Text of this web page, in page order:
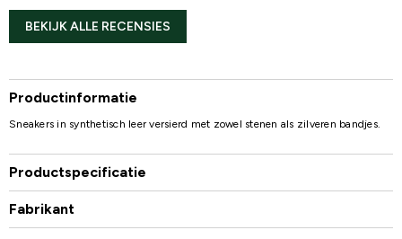
BEKIJK ALLE RECENSIES
Productinformatie
Sneakers in synthetisch leer versierd met zowel stenen als zilveren bandjes.
Productspecificatie
Fabrikant